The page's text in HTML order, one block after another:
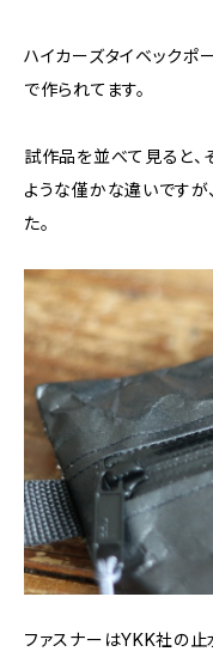
ハイカーズタイベックポ
で作られてます。
試作品を並べて見ると、
ような僅かな違いですが
た。
ファスナーはYKK社の止